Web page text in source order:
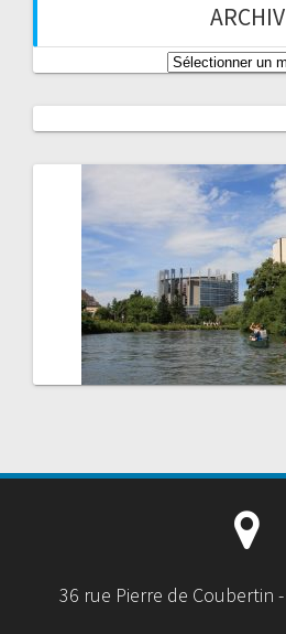
Archives
36 rue Pierre de Coubertin